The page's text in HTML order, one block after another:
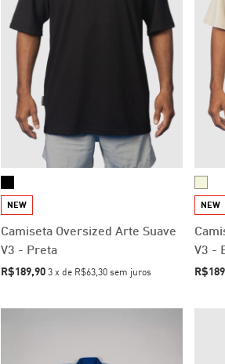
NEW
Camiseta Oversized Arte Suave
V3 - Preta
R$189,90 3 x de R$63,30 sem juros
NEW
V3 -